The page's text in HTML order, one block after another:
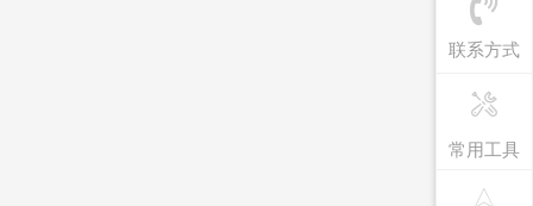
联系方式
常用工具